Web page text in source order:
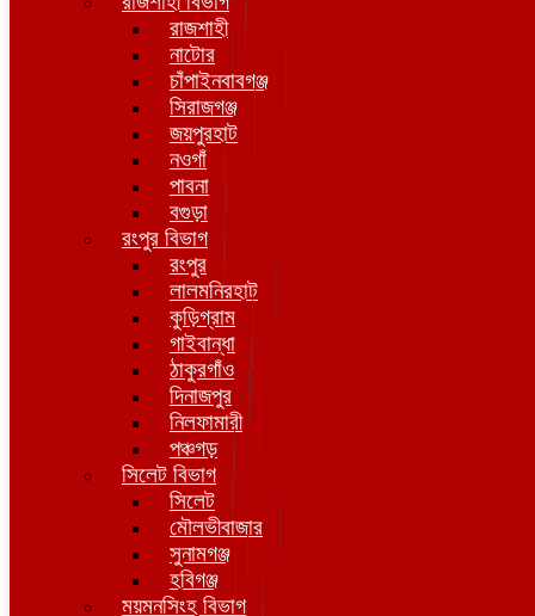
রাজশাহী
নাটোর
চাঁপাইনবাবগঞ্জ
সিরাজগঞ্জ
জয়পুরহাট
নওগাঁ
পাবনা
বগুড়া
রংপুর বিভাগ
রংপুর
লালমনিরহাট
কুড়িগ্রাম
গাইবান্ধা
ঠাকুরগাঁও
দিনাজপুর
নিলফামারী
পঞ্চগড়
সিলেট বিভাগ
সিলেট
মৌলভীবাজার
সুনামগঞ্জ
হবিগঞ্জ
ময়মনসিংহ বিভাগ